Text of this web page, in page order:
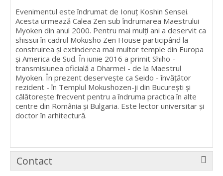
Evenimentul este îndrumat de Ionuț Koshin Sensei.
Acesta urmează Calea Zen sub îndrumarea Maestrului
Myoken din anul 2000. Pentru mai mulți ani a deservit ca
shissui în cadrul Mokusho Zen House participând la
construirea și extinderea mai multor temple din Europa
și America de Sud. În iunie 2016 a primit Shiho -
transmisiunea oficială a Dharmei - de la Maestrul
Myoken. În prezent deservește ca Seido - învățător
rezident - în Templul Mokushozen-ji din București și
călătorește frecvent pentru a îndruma practica în alte
centre din România și Bulgaria. Este lector universitar și
doctor în arhitectură.
Contact